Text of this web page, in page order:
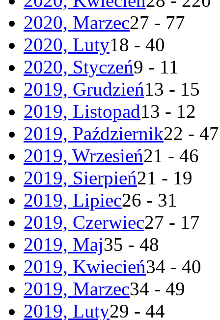
2020, Marzec27 - 77
2020, Luty18 - 40
2020, Styczeń9 - 11
2019, Grudzień13 - 15
2019, Listopad13 - 12
2019, Październik22 - 47
2019, Wrzesień21 - 46
2019, Sierpień21 - 19
2019, Lipiec26 - 31
2019, Czerwiec27 - 17
2019, Maj35 - 48
2019, Kwiecień34 - 40
2019, Marzec34 - 49
2019, Luty29 - 44